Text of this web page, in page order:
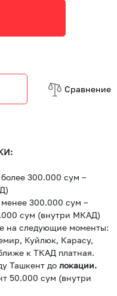
Cравнение
300.000 сум –
300.000 сум –
сум (внутри МКАД)
на следующие моменты:
Куйлюк, Карасу,
к ТКАД платная.
Ташкент до локации.
50.000 сум (внутри